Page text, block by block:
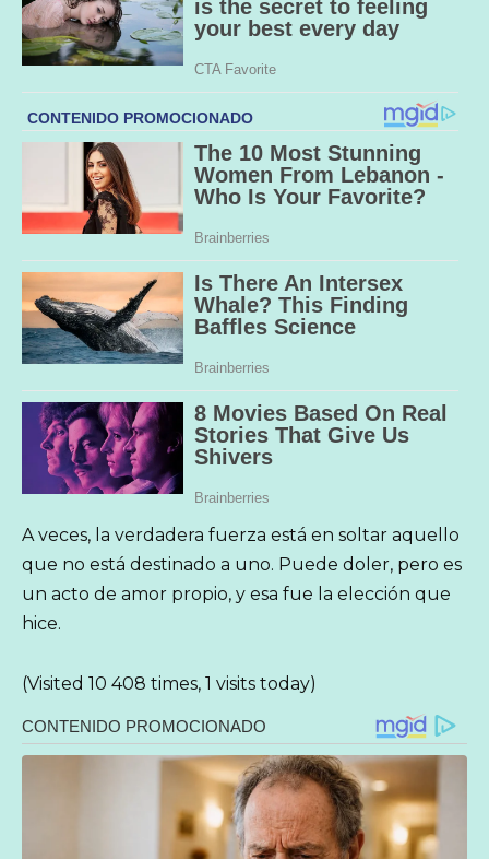
A veces, la verdadera fuerza está en soltar aquello
que no está destinado a uno. Puede doler, pero es
un acto de amor propio, y esa fue la elección que
hice.
(Visited 10 408 times, 1 visits today)